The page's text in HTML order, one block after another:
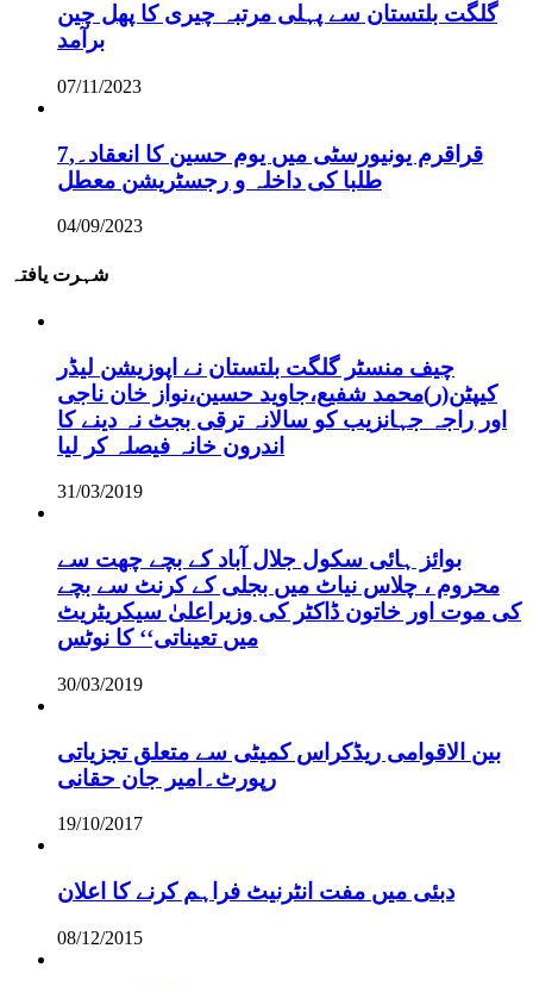
گلگت بلتستان سے پہلی مرتبہ چیری کا پھل چین
برآمد
07/11/2023
قراقرم یونیورسٹی میں یوم حسین کا انعقاد۔,7
طلبا کی داخلہ و رجسٹریشن معطل
04/09/2023
شہرت یافتہ
چیف منسٹر گلگت بلتستان نے اپوزیشن لیڈر
کیپٹن(ر)محمد شفیع،جاوید حسین،نواز خان ناجی
اور راجہ جہانزیب کو سالانہ ترقی بجٹ نہ دینے کا
اندرون خانہ فیصلہ کر لیا
31/03/2019
بوائز ہائی سکول جلال آباد کے بچے چھت سے
محروم ، چلاس نیاٹ میں بجلی کے کرنٹ سے بچے
کی موت اور خاتون ڈاکٹر کی وزیراعلیٰ سیکریٹریٹ
میں تعیناتی‘‘ کا نوٹس
30/03/2019
بین الاقوامی ریڈکراس کمیٹی سے متعلق تجزیاتی
رپورٹ۔امیر جان حقانی
19/10/2017
دبئی میں مفت انٹرنیٹ فراہم کرنے کا اعلان
08/12/2015